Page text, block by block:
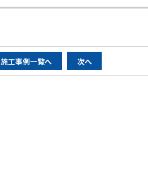
施工事例一覧へ 次へ